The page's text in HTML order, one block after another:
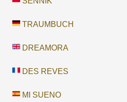
TRAUMBUCH
DREAMORA
DES REVES
MI SUENO